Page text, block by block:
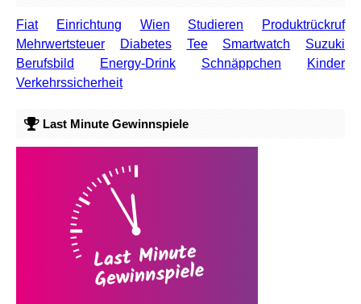
Fiat Einrichtung Wien Studieren
Produktrückruf
Mehrwertsteuer
Diabetes Tee Smartwatch
Suzuki
Berufsbild
Energy-Drink Schnäppchen
Kinder
Verkehrssicherheit
Last Minute Gewinnspiele